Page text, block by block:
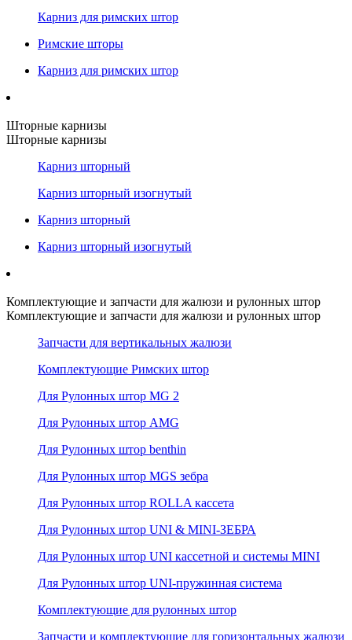
Карниз для римских штор
Римские шторы
Карниз для римских штор
Шторные карнизы
Шторные карнизы
Карниз шторный
Карниз шторный изогнутый
Карниз шторный
Карниз шторный изогнутый
Комплектующие и запчасти для жалюзи и рулонных штор
Комплектующие и запчасти для жалюзи и рулонных штор
Запчасти для вертикальных жалюзи
Комплектующие Римских штор
Для Рулонных штор MG 2
Для Рулонных штор AMG
Для Рулонных штор benthin
Для Рулонных штор MGS зебра
Для Рулонных штор ROLLA кассета
Для Рулонных штор UNI & MINI-ЗЕБРА
Для Рулонных штор UNI кассетной и системы MINI
Для Рулонных штор UNI-пружинная система
Комплектующие для рулонных штор
Запчасти и комплектующие для горизонтальных жалюзи